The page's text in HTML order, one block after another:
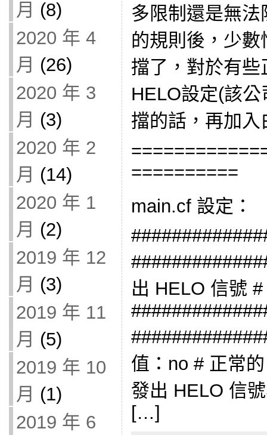
月 (8)
2020 年 4
月 (26)
2020 年 3
月 (3)
2020 年 2
月 (14)
2020 年 1
月 (2)
2019 年 12
月 (3)
2019 年 11
月 (5)
2019 年 10
月 (1)
2019 年 6
多限制還是無
的規則後，少
擋了，對於有
HELO設定(該
擋的話，再加
==========
main.cf 設定：
出 HELO 信號 #
值：no # 正常
發出 HELO 信
[…]